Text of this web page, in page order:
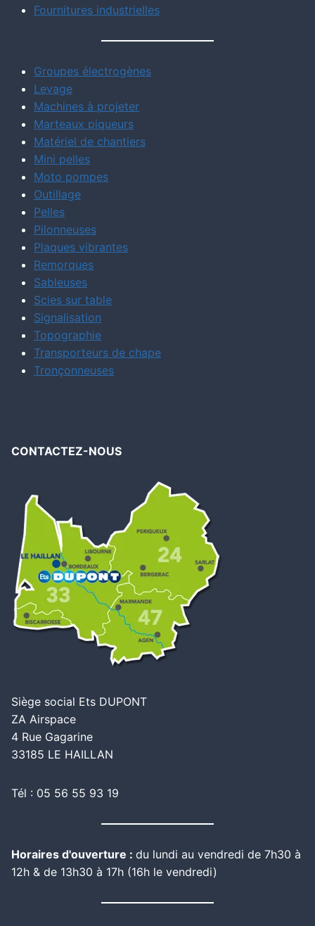
Fournitures industrielles
Groupes électrogènes
Levage
Machines à projeter
Marteaux piqueurs
Matériel de chantiers
Mini pelles
Moto pompes
Outillage
Pelles
Pilonneuses
Plaques vibrantes
Remorques
Sableuses
Scies sur table
Signalisation
Topographie
Transporteurs de chape
Tronçonneuses
CONTACTEZ-NOUS
Siège social Ets DUPONT
ZA Airspace
4 Rue Gagarine
33185 LE HAILLAN
Tél : 05 56 55 93 19
Horaires d'ouverture : du lundi au vendredi de 7h30 à
12h & de 13h30 à 17h (16h le vendredi)